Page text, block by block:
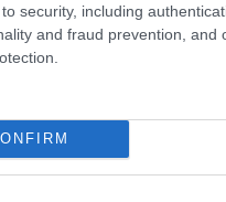
security, including
and fraud prevention, and
αθώοι»: Η ανάρτηση
χάθηκαν στις